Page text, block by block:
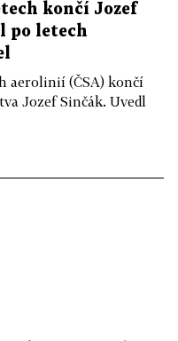
končí Jozef
po letech
aerolinií (ČSA) končí
Jozef Sinčák. Uvedl